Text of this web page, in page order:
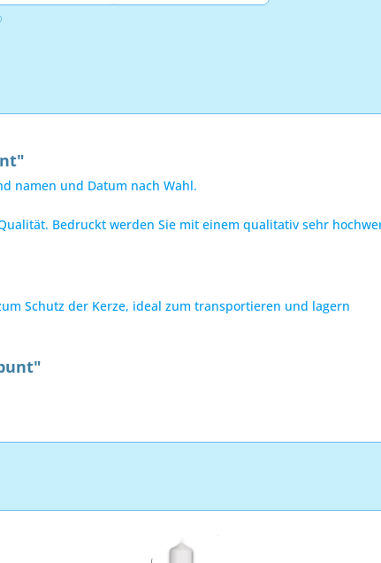
namen und Datum nach Wahl.
Bedruckt werden Sie mit einem qualitativ sehr
Schutz der Kerze, ideal zum transportieren und lagern